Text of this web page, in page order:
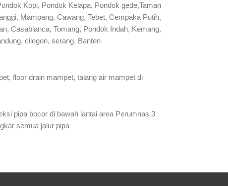
Kopi, Pondok Kelapa, Pondok gede,Taman
Mampang, Cawang, Tebet, Cempaka Putih,
Casablanca, Tomang, Pondok Indah, Kemang,
cilegon, serang, Banten
floor drain mampet, talang air mampet di
pipa bocor di bawah lantai area Perumnas 3
semua jalur pipa